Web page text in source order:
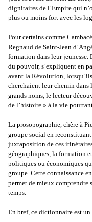
dignitaires de l’Empire qui
plus ou moins fort avec les
Pour certains comme
Regnaud de Saint-Jean
formation dans leur jeunesse.
du pouvoir, s’expliquent en
avant la Révolution,
cherchaient leur chemin dans
grands noms, le lecteur
de l’histoire » à la vie
La prosopographie, chère à
groupe social en
juxtaposition de ces
géographiques, la formation
politiques ou économiques
groupe. Cette connaissance
permet de mieux comprendre
temps.
En bref, ce dictionnaire est un